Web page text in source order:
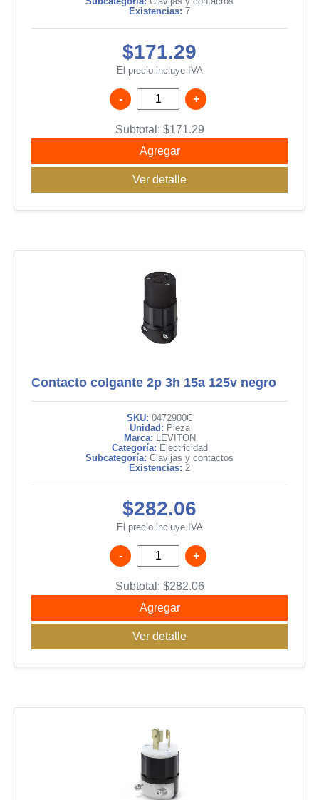
Existencias: 7
$171.29
El precio incluye IVA
- +
Subtotal: $171.29
Agregar
Ver detalle
Contacto colgante 2p 3h 15a 125v negro
SKU: 0472900C
Unidad: Pieza
Marca: LEVITON
Categoría: Electricidad
Subcategoría: Clavijas y contactos
Existencias: 2
$282.06
El precio incluye IVA
- +
Subtotal: $282.06
Agregar
Ver detalle